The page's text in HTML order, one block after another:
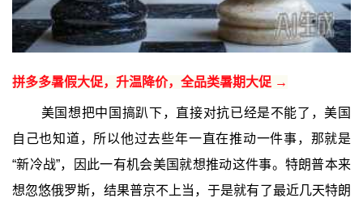
拼多多暑假大促，升温降价，全品类暑期大促 →
美国想把中国搞趴下，直接对抗已经是不能了，美国
自己也知道，所以他过去些年一直在推动一件事，那就是
“新冷战”，因此一有机会美国就想推动这件事。特朗普本来
想忽悠俄罗斯，结果普京不上当，于是就有了最近几天特朗